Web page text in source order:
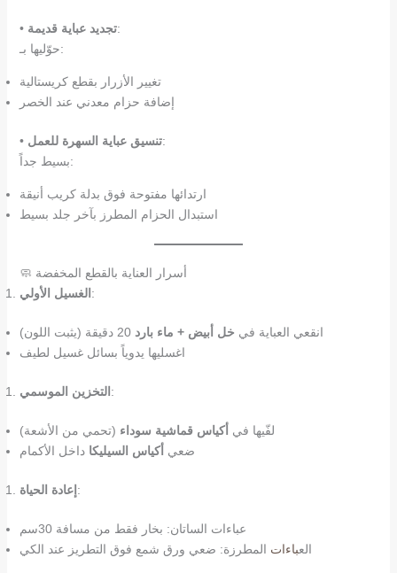
• تجديد عباية قديمة:
حوّليها بـ:
تغيير الأزرار بقطع كريستالية
إضافة حزام معدني عند الخصر
• تنسيق عباية السهرة للعمل:
بسيط جداً:
ارتدائها مفتوحة فوق بدلة كريب أنيقة
استبدال الحزام المطرز بآخر جلد بسيط
🧼 أسرار العناية بالقطع المخفضة
الغسيل الأولي :
انقعي العباية في خل أبيض + ماء بارد 20 دقيقة (يثبت اللون)
اغسليها يدوياً بسائل غسيل لطيف
التخزين الموسمي :
لفّيها في أكياس قماشية سوداء (تحمي من الأشعة)
ضعي أكياس السيليكا داخل الأكمام
إعادة الحياة :
عباءات الساتان: بخار فقط من مسافة 30سم
العباءات المطرزة: ضعي ورق شمع فوق التطريز عند الكي